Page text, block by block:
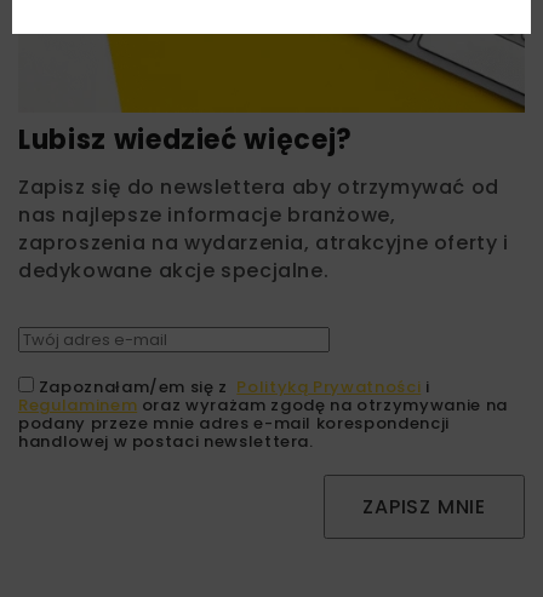
Lubisz wiedzieć więcej?
Zapisz się do newslettera aby otrzymywać od
nas najlepsze informacje branżowe,
zaproszenia na wydarzenia, atrakcyjne oferty i
dedykowane akcje specjalne.
Zapoznałam/em się z Polityką Prywatności i
Regulaminem oraz wyrażam zgodę na otrzymywanie na
podany przeze mnie adres e-mail korespondencji
handlowej w postaci newslettera.
ZAPISZ MNIE